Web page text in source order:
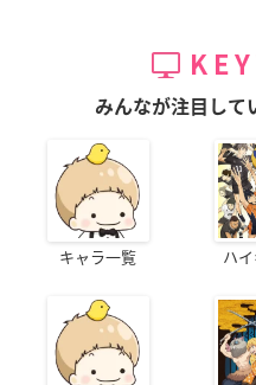
みんなが注目して
キャラ一覧 ハ